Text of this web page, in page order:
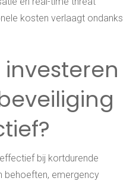
kosten verlaagt ondanks
bij kortdurende
behoeften, emergency